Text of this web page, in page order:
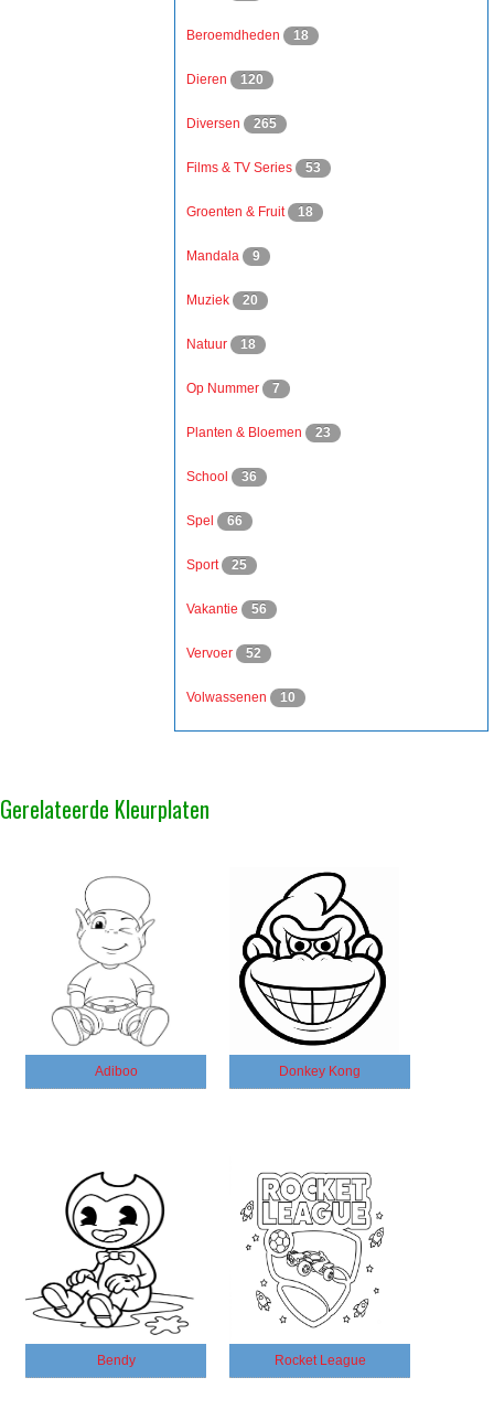
Beroemdheden 18
Dieren 120
Diversen 265
Films & TV Series 53
Groenten & Fruit 18
Mandala 9
Muziek 20
Natuur 18
Op Nummer 7
Planten & Bloemen 23
School 36
Spel 66
Sport 25
Vakantie 56
Vervoer 52
Volwassenen 10
Gerelateerde Kleurplaten
Adiboo Donkey Kong
Bendy Rocket League